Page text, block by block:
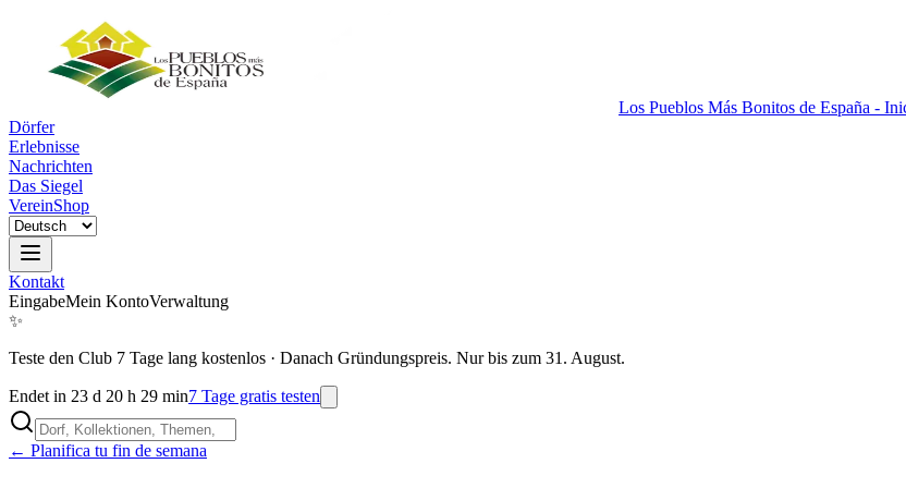
Los Pueblos Más Bonitos de España -
Dörfer
Erlebnisse
Nachrichten
Das Siegel
VereinShop
Kontakt
EingabeMein KontoVerwaltung
✨
Teste den Club 7 Tage lang kostenlos · Danach Gründungspreis. Nur bis zum 31. August.
Endet in 23 d 20 h 29 min7 Tage gratis testen
← Planifica tu fin de semana